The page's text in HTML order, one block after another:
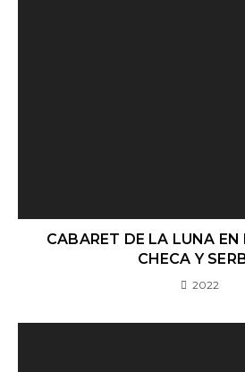
CABARET DE LA LUNA EN
CHECA Y
2022